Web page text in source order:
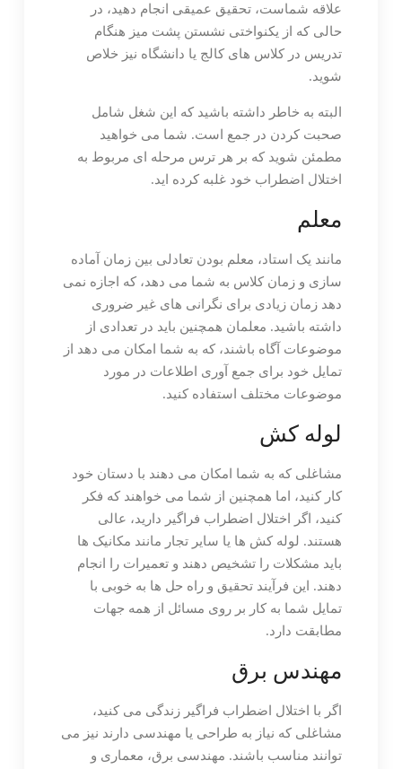
علاقه شماست، تحقیق عمیقی انجام دهید، در
حالی که از یکنواختی نشستن پشت میز هنگام
تدریس در کلاس های کالج یا دانشگاه نیز خلاص
شوید.
البته به خاطر داشته باشید که این شغل شامل
صحبت کردن در جمع است. شما می خواهید
مطمئن شوید که بر هر ترس مرحله ای مربوط به
اختلال اضطراب خود غلبه کرده اید.
معلم
مانند یک استاد، معلم بودن تعادلی بین زمان آماده
سازی و زمان کلاس به شما می دهد، که اجازه نمی
دهد زمان زیادی برای نگرانی های غیر ضروری
داشته باشید. معلمان همچنین باید در تعدادی از
موضوعات آگاه باشند، که به شما امکان می دهد از
تمایل خود برای جمع آوری اطلاعات در مورد
موضوعات مختلف استفاده کنید.
لوله کش
مشاغلی که به شما امکان می دهند با دستان خود
کار کنید، اما همچنین از شما می خواهند که فکر
کنید، اگر اختلال اضطراب فراگیر دارید، عالی
هستند. لوله کش ها یا سایر تجار مانند مکانیک ها
باید مشکلات را تشخیص دهند و تعمیرات را انجام
دهند. این فرآیند تحقیق و راه حل ها به خوبی با
تمایل شما به کار بر روی مسائل از همه جهات
مطابقت دارد.
مهندس برق
اگر با اختلال اضطراب فراگیر زندگی می کنید،
مشاغلی که نیاز به طراحی یا مهندسی دارند نیز می
توانند مناسب باشند. مهندسی برق، معماری و